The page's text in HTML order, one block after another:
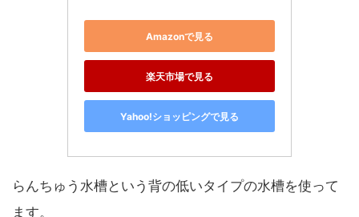
Amazonで見る
楽天市場で見る
Yahoo!ショッピングで見る
らんちゅう水槽という背の低いタイプの水槽を使って
ます。